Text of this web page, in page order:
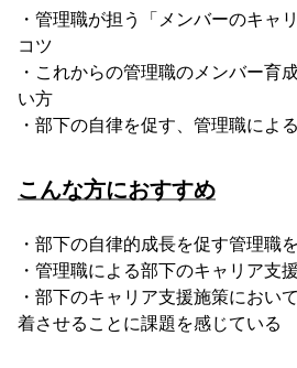
・管理職が担う「メンバーのキャ
コツ
・これからの管理職のメンバー育
い方
・部下の自律を促す、管理職によ
こんな方におすすめ
・部下の自律的成長を促す管理職
・管理職による部下のキャリア支
・部下のキャリア支援施策におい
着させることに課題を感じている